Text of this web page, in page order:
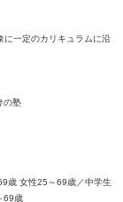
に一定のカリキュラムに沿
の塾
歳 女性25～69歳／中学生
69歳